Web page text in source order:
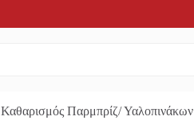
Καθαρισμός Παρμπρίζ/ Υαλοπινάκων